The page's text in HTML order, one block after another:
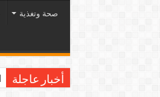
صحة وتغذية
أخبار عاجلة